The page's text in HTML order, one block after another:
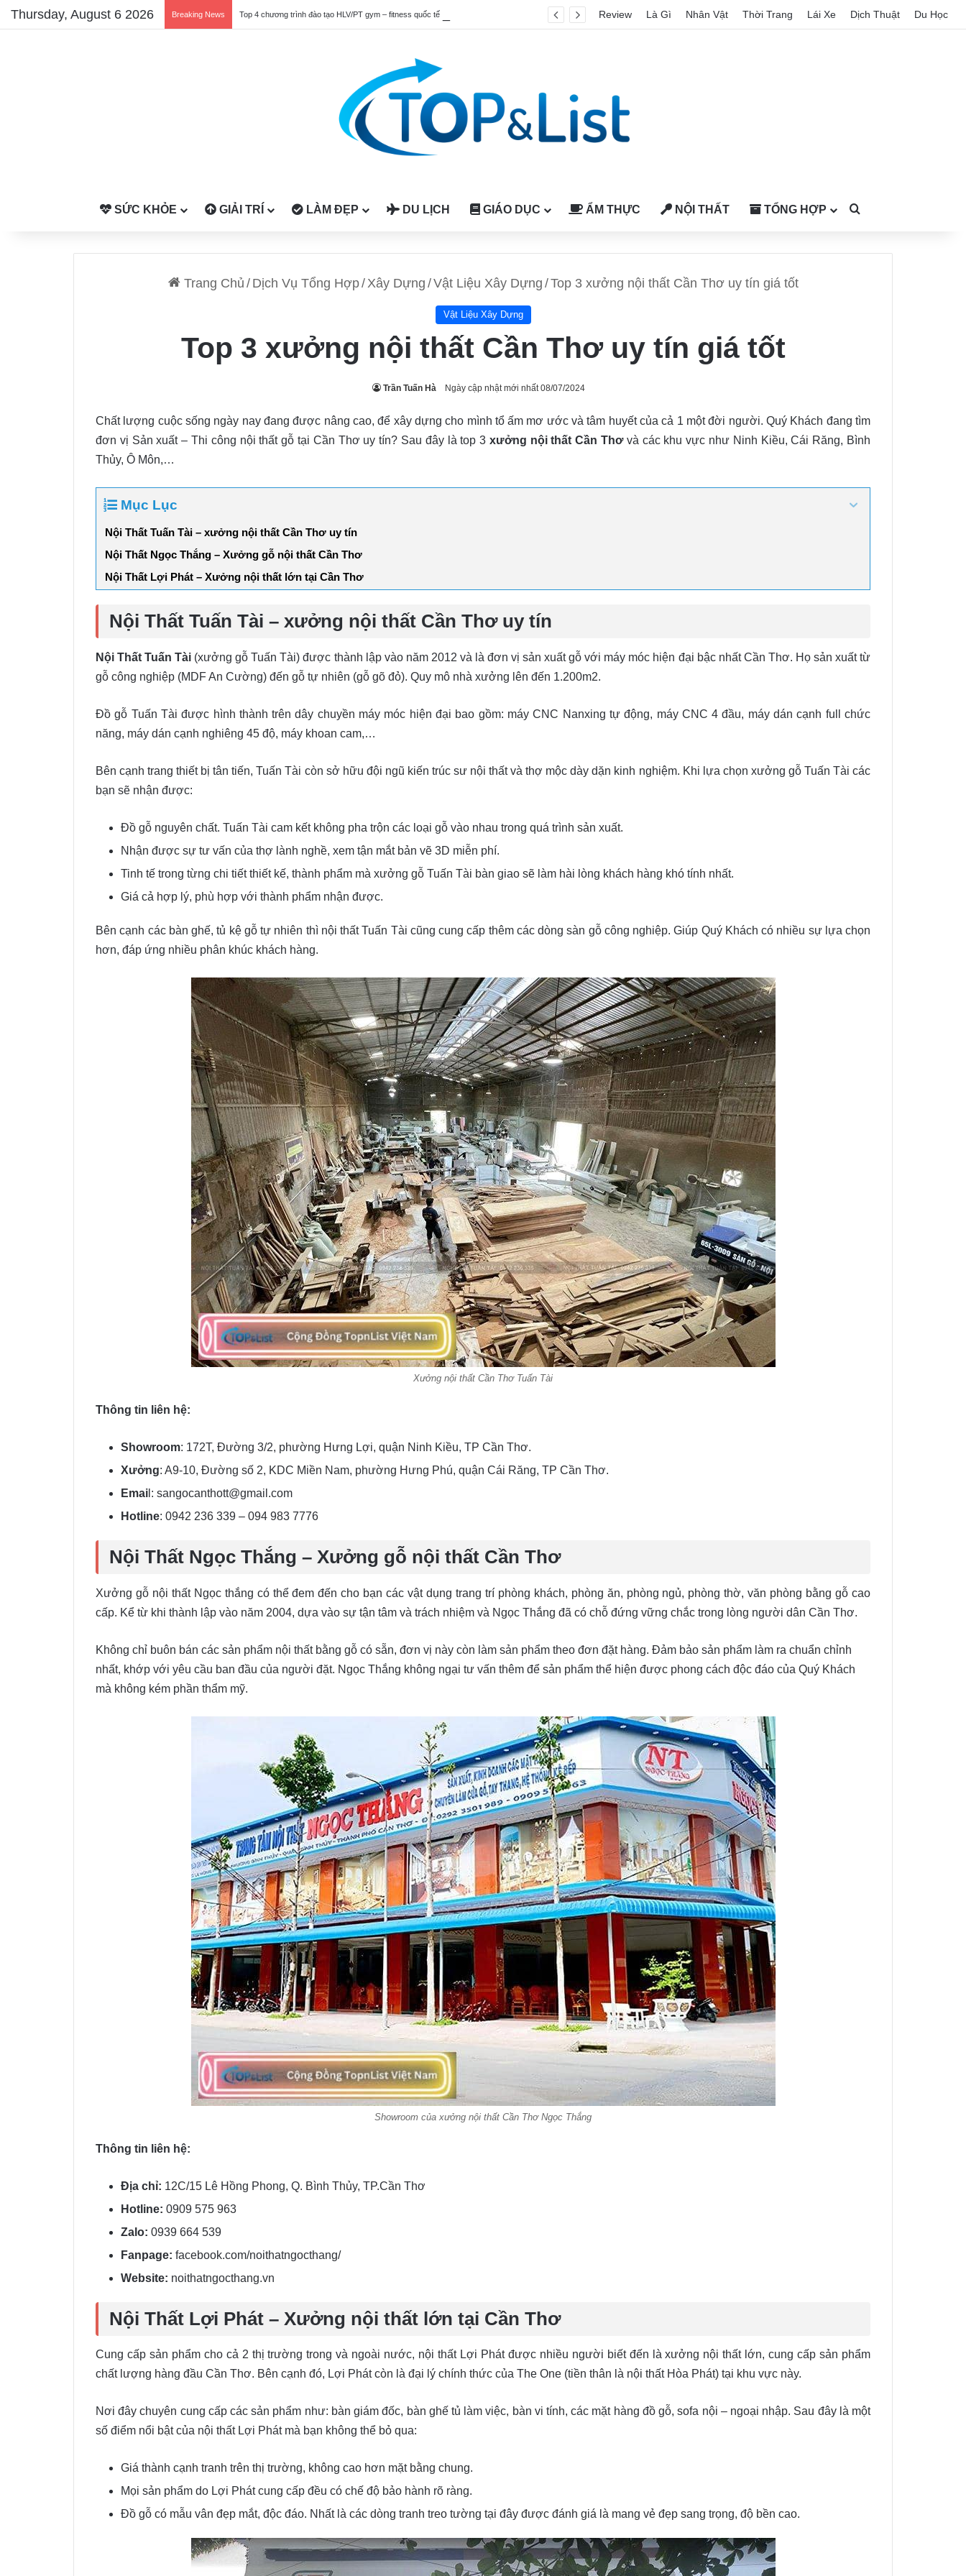
Thursday, August 6 2026 Breaking News Review Là Gì Nhân Vật Thời Trang Lái Xe Dịch Thuật Du Học
SỨC KHỎE GIẢI TRÍ LÀM ĐẸP DU LỊCH GIÁO DỤC ẨM THỰC NỘI THẤT TỔNG HỢP
Trang Chủ / Dịch Vụ Tổng Hợp/ Xây Dựng /Vật Liệu Xây Dựng /Top 3 xưởng nội thất Cần Thơ uy tín giá tốt
Vật Liệu Xây Dựng
Top 3 xưởng nội thất Cần Thơ uy tín giá tốt
Trần Tuấn Hà Ngày cập nhật mới nhất 08/07/2024
Chất lượng cuộc sống ngày nay đang được nâng cao, để xây dựng cho mình tổ ấm mơ ước và tâm huyết của cả 1 một đời người. Quý Khách đang tìm
đơn vị Sản xuất – Thi công nội thất gỗ tại Cần Thơ uy tín? Sau đây là top 3 xưởng nội thất Cần Thơvà các khu vực như Ninh Kiều, Cái Răng, Bình
Thủy, Ô Môn,…
Mục Lục
Nội Thất Tuấn Tài – xưởng nội thất Cần Thơ uy tín
Nội Thất Ngọc Thắng – Xưởng gỗ nội thất Cần Thơ
Nội Thất Lợi Phát – Xưởng nội thất lớn tại Cần Thơ
Nội Thất Tuấn Tài – xưởng nội thất Cần Thơ uy tín
Nội Thất Tuấn Tài (xưởng gỗ Tuấn Tài) được thành lập vào năm 2012 và là đơn vị sản xuất gỗ với máy móc hiện đại bậc nhất Cần Thơ. Họ sản xuất từ
gỗ công nghiệp (MDF An Cường) đến gỗ tự nhiên (gỗ gõ đỏ). Quy mô nhà xưởng lên đến 1.200m2.
Đồ gỗ Tuấn Tài được hình thành trên dây chuyền máy móc hiện đại bao gồm: máy CNC Nanxing tự động, máy CNC 4 đầu, máy dán cạnh full chức
năng, máy dán cạnh nghiêng 45 độ, máy khoan cam,…
Bên cạnh trang thiết bị tân tiến, Tuấn Tài còn sở hữu đội ngũ kiến trúc sư nội thất và thợ mộc dày dặn kinh nghiệm. Khi lựa chọn xưởng gỗ Tuấn Tài các
bạn sẽ nhận được:
Đồ gỗ nguyên chất. Tuấn Tài cam kết không pha trộn các loại gỗ vào nhau trong quá trình sản xuất.
Nhận được sự tư vấn của thợ lành nghề, xem tận mắt bản vẽ 3D miễn phí.
Tinh tế trong từng chi tiết thiết kế, thành phẩm mà xưởng gỗ Tuấn Tài bàn giao sẽ làm hài lòng khách hàng khó tính nhất.
Giá cả hợp lý, phù hợp với thành phẩm nhận được.
Bên cạnh các bàn ghế, tủ kệ gỗ tự nhiên thì nội thất Tuấn Tài cũng cung cấp thêm các dòng sàn gỗ công nghiệp. Giúp Quý Khách có nhiều sự lựa chọn
hơn, đáp ứng nhiều phân khúc khách hàng.
Xưởng nội thất Cần Thơ Tuấn Tài
Thông tin liên hệ:
Showroom: 172T, Đường 3/2, phường Hưng Lợi, quận Ninh Kiều, TP Cần Thơ.
Xưởng: A9-10, Đường số 2, KDC Miền Nam, phường Hưng Phú, quận Cái Răng, TP Cần Thơ.
Emai l: sangocanthott@gmail.com
Hotline: 0942 236 339 – 094 983 7776
Nội Thất Ngọc Thắng – Xưởng gỗ nội thất Cần Thơ
Xưởng gỗ nội thất Ngọc thắng có thể đem đến cho bạn các vật dụng trang trí phòng khách, phòng ăn, phòng ngủ, phòng thờ, văn phòng bằng gỗ cao
cấp. Kể từ khi thành lập vào năm 2004, dựa vào sự tận tâm và trách nhiệm và Ngọc Thắng đã có chỗ đứng vững chắc trong lòng người dân Cần Thơ.
Không chỉ buôn bán các sản phẩm nội thất bằng gỗ có sẵn, đơn vị này còn làm sản phẩm theo đơn đặt hàng. Đảm bảo sản phẩm làm ra chuẩn chỉnh
nhất, khớp với yêu cầu ban đầu của người đặt. Ngọc Thắng không ngại tư vấn thêm để sản phẩm thể hiện được phong cách độc đáo của Quý Khách
mà không kém phần thẩm mỹ.
Showroom của xưởng nội thất Cần Thơ Ngọc Thắng
Thông tin liên hệ:
Địa chỉ: 12C/15 Lê Hồng Phong, Q. Bình Thủy, TP.Cần Thơ
Hotline: ‭0909 575 963‬‬
Zalo: 0939 664 539
Fanpage: facebook.com/noithatngocthang/
Website: noithatngocthang.vn
Nội Thất Lợi Phát – Xưởng nội thất lớn tại Cần Thơ
Cung cấp sản phẩm cho cả 2 thị trường trong và ngoài nước, nội thất Lợi Phát được nhiều người biết đến là xưởng nội thất lớn, cung cấp sản phẩm
chất lượng hàng đầu Cần Thơ. Bên cạnh đó, Lợi Phát còn là đại lý chính thức của The One (tiền thân là nội thất Hòa Phát) tại khu vực này.
Nơi đây chuyên cung cấp các sản phẩm như: bàn giám đốc, bàn ghế tủ làm việc, bàn vi tính, các mặt hàng đồ gỗ, sofa nội – ngoại nhập. Sau đây là một
số điểm nổi bật của nội thất Lợi Phát mà bạn không thể bỏ qua:
Giá thành cạnh tranh trên thị trường, không cao hơn mặt bằng chung.
Mọi sản phẩm do Lợi Phát cung cấp đều có chế độ bảo hành rõ ràng.
Đồ gỗ có mẫu vân đẹp mắt, độc đáo. Nhất là các dòng tranh treo tường tại đây được đánh giá là mang vẻ đẹp sang trọng, độ bền cao.